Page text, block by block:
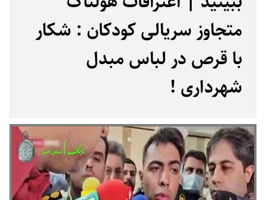
متجاوز سریالی کودکان : شکار
با قرص در لباس مبدل
شهرداری !